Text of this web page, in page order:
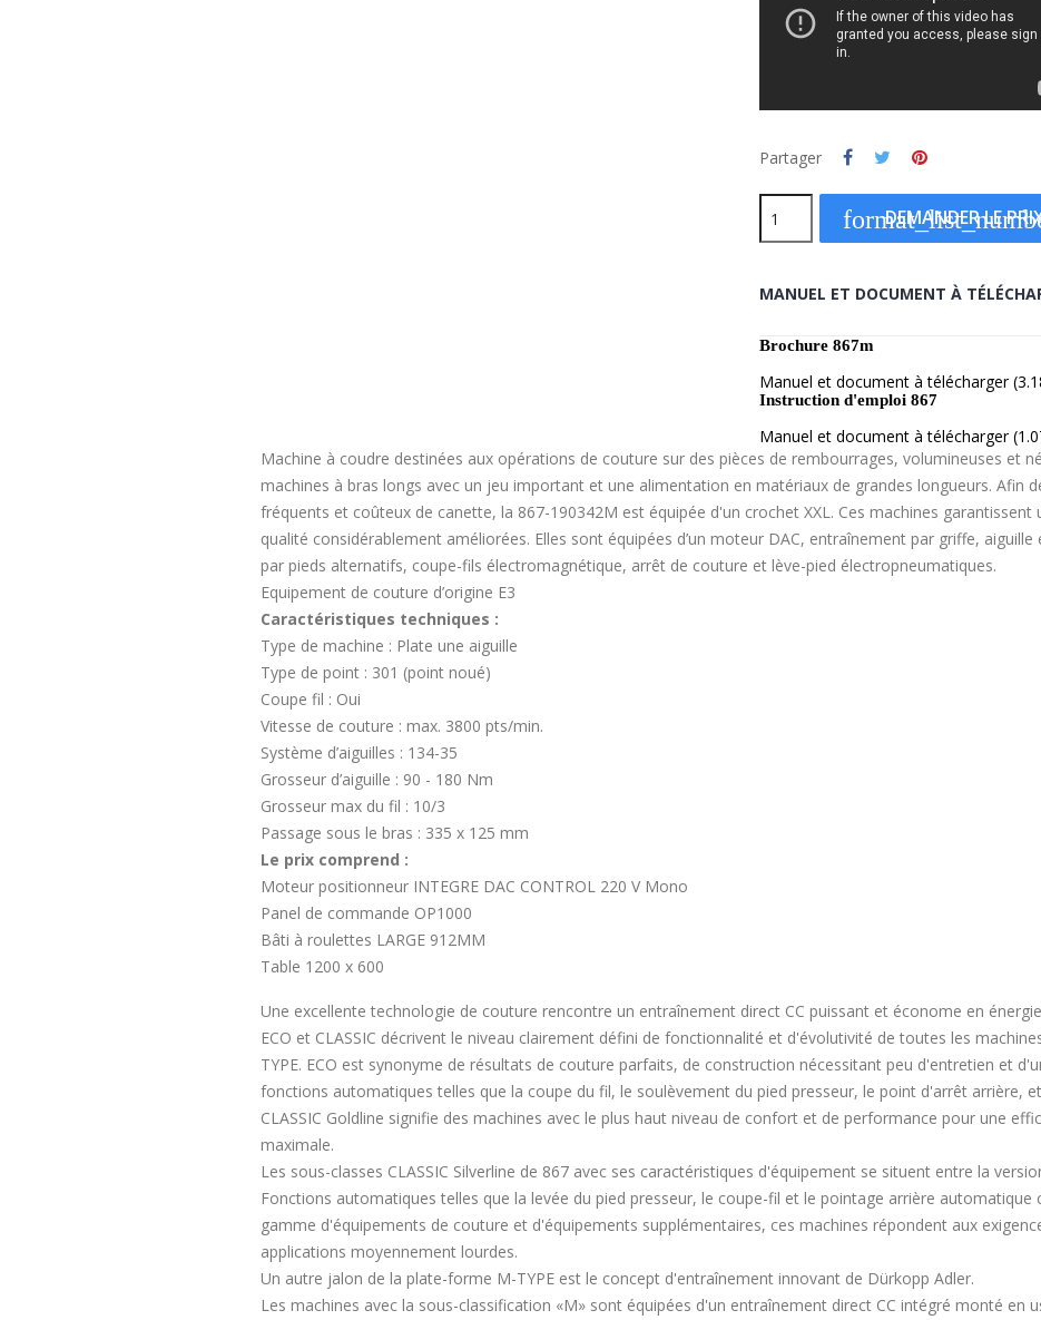
Partager
DEMANDER LE
MANUEL ET DOCUMENT À
Brochure 867m
Manuel et document à télécharger
Instruction d'emploi 867
Manuel et document à télécharger
Machine à coudre destinées aux opérations de couture sur des pièces de rembourrages, volumineuses et
machines à bras longs avec un jeu important et une alimentation en matériaux de grandes longueurs. Afin
fréquents et coûteux de canette, la 867-190342M est équipée d'un crochet XXL. Ces machines garantissent
qualité considérablement améliorées. Elles sont équipées d’un moteur DAC, entraînement par griffe,
par pieds alternatifs, coupe-fils électromagnétique, arrêt de couture et lève-pied électropneumatiques.
Equipement de couture d’origine E3
Caractéristiques techniques :
Type de machine : Plate une aiguille
Type de point : 301 (point noué)
Coupe fil : Oui
Vitesse de couture : max. 3800 pts/min.
Système d’aiguilles : 134-35
Grosseur d’aiguille : 90 - 180 Nm
Grosseur max du fil : 10/3
Passage sous le bras : 335 x 125 mm
Le prix comprend :
Moteur positionneur INTEGRE DAC CONTROL 220 V Mono
Panel de commande OP1000
Bâti à roulettes LARGE 912MM
Table 1200 x 600
Une excellente technologie de couture rencontre un entraînement direct CC puissant et économe en énergie
ECO et CLASSIC décrivent le niveau clairement défini de fonctionnalité et d'évolutivité de toutes les
TYPE. ECO est synonyme de résultats de couture parfaits, de construction nécessitant peu d'entretien et
fonctions automatiques telles que la coupe du fil, le soulèvement du pied presseur, le point d'arrêt arrière,
CLASSIC Goldline signifie des machines avec le plus haut niveau de confort et de performance pour une
maximale.
Les sous-classes CLASSIC Silverline de 867 avec ses caractéristiques d'équipement se situent entre la
Fonctions automatiques telles que la levée du pied presseur, le coupe-fil et le pointage arrière automatique
gamme d'équipements de couture et d'équipements supplémentaires, ces machines répondent aux
applications moyennement lourdes.
Un autre jalon de la plate-forme M-TYPE est le concept d'entraînement innovant de Dürkopp Adler.
Les machines avec la sous-classification «M» sont équipées d'un entraînement direct CC intégré monté en